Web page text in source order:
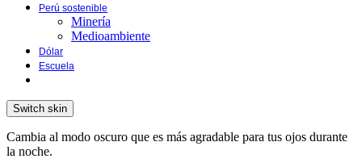
Perú sostenible
Minería
Medioambiente
Dólar
Escuela
Switch skin
Cambia al modo oscuro que es más agradable para tus ojos durante
la noche.